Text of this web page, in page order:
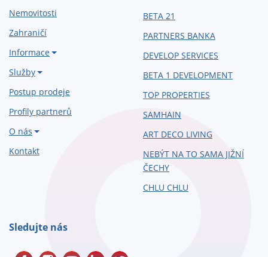
Nemovitosti
Zahraničí
Informace
Služby
Postup prodeje
Profily partnerů
O nás
Kontakt
BETA 21
PARTNERS BANKA
DEVELOP SERVICES
BETA 1 DEVELOPMENT
TOP PROPERTIES
SAMHAIN
ART DECO LIVING
NEBÝT NA TO SAMA JIŽNÍ
ČECHY
CHLU CHLU
Sledujte nás